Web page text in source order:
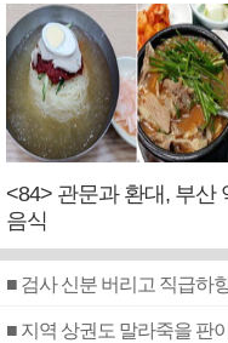
<84> 관문과 환대, 부산
음식
■ 지역 상권도 말라죽을 판